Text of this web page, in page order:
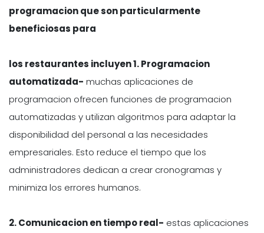
programacion que son particularmente
beneficiosas para
los restaurantes incluyen 1. Programacion
automatizada- muchas aplicaciones de
programacion ofrecen funciones de programacion
automatizadas y utilizan algoritmos para adaptar la
disponibilidad del personal a las necesidades
empresariales. Esto reduce el tiempo que los
administradores dedican a crear cronogramas y
minimiza los errores humanos.
2. Comunicacion en tiempo real- estas aplicaciones